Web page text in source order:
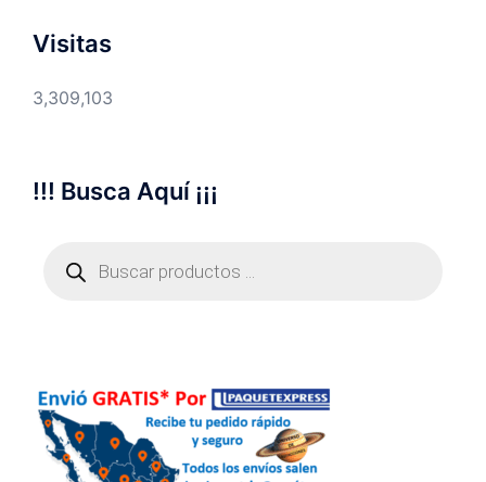
Visitas
3,309,103
!!! Busca Aquí ¡¡¡
productos